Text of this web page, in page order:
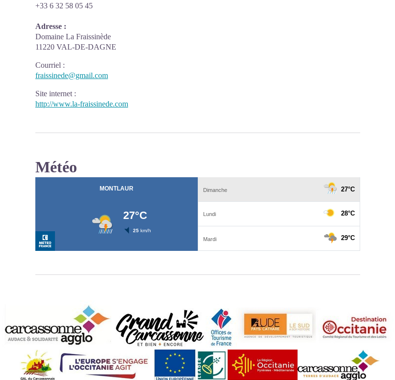
+33 6 32 58 05 45
Adresse :
Domaine La Fraissinède
11220 VAL-DE-DAGNE
Courriel :
fraissinede@gmail.com
Site internet :
http://www.la-fraissinede.com
Météo